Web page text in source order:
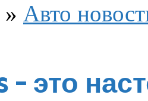
» Авто
- это